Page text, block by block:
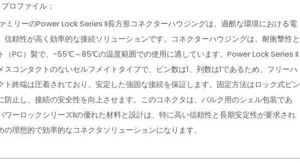
ロファイル：
リーのPower Lock Series II長方形コネクターハウジングは、過酷な環境における電
頼性が高く効率的な接続ソリューションです。コネクターハウジングは、耐衝撃性と
（PC）製で、-55℃～85℃の温度範囲での使用に適しています。Power Lock Series II
コンタクトのないセルフメイトタイプで、ピン数は1、列数は1であるため、フリーハ
ト終端は圧着されており、安定した強固な接続を保証します。固定方法はロック式ピン
止し、接続の安全性を向上させます。このコネクタは、バルク用のシェル包装であ
ワーロックシリーズIIの優れた材料と設計は、特に高い信頼性と長期安定性が要求され
理想的で効率的なコネクタソリューションになります。